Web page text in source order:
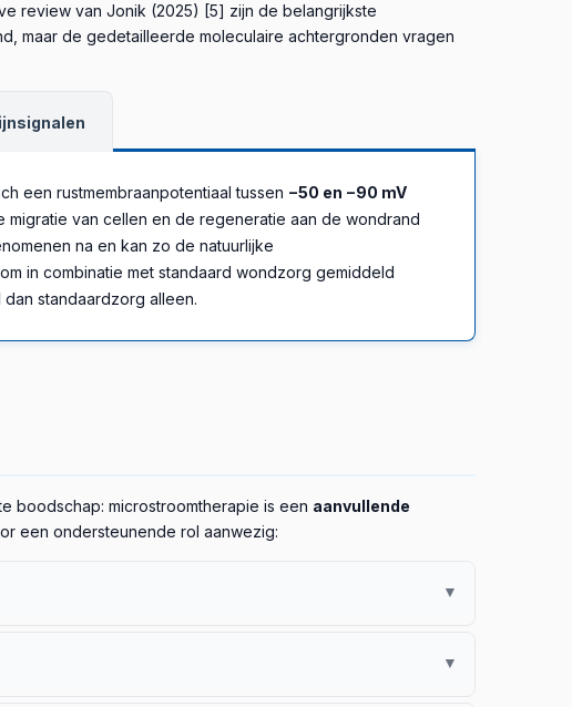
review van Jonik (2025) [5] zijn de belangrijkste
maar de gedetailleerde moleculaire achtergronden vragen
een rustmembraanpotentiaal tussen −50 en −90 mV
van cellen en de regeneratie aan de wondrand
na en kan zo de natuurlijke
in combinatie met standaard wondzorg gemiddeld
dan standaardzorg alleen.
boodschap: microstroomtherapie is een aanvullende
een ondersteunende rol aanwezig:
▼
het bewijs voor kniepijn als ▼